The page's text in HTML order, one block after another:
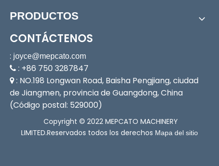
PRODUCTOS
CONTÁCTENOS
: joyce@mepcato.com
 : +86 750 3287847
 : NO.198 Longwan Road, Baisha Pengjiang, ciudad
de Jiangmen, provincia de Guangdong, China
(Código postal: 529000)
Copyright © 2022 MEPCATO MACHINERY
LIMITED.Reservados todos los derechos Mapa del sitio